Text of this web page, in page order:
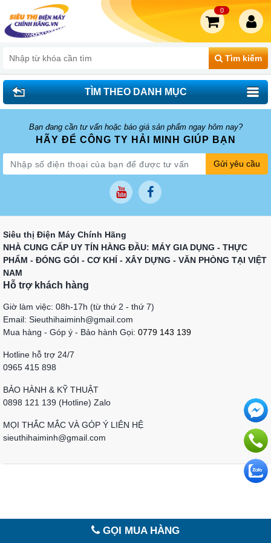
Tìm kiếm
0
TÌM THEO DANH MỤC
Bạn đang cần tư vấn hoặc báo giá sản phẩm ngay hôm nay?
HÃY ĐỂ CÔNG TY HẢI MINH GIÚP BẠN
Gửi yêu cầu
Siêu thị Điện Máy Chính Hãng
NHÀ CUNG CẤP UY TÍN HÀNG ĐẦU: MÁY GIA DỤNG - THỰC
PHẨM - ĐÓNG GÓI - CƠ KHÍ - XÂY DỰNG - VĂN PHÒNG TẠI VIỆT
NAM
Hỗ trợ khách hàng
Giờ làm việc: 08h-17h (từ thứ 2 - thứ 7)
Email: Sieuthihaiminh@gmail.com
Mua hàng - Góp ý - Bảo hành Gọi: 0779 143 139
Hotline hỗ trợ 24/7
0965 415 898
BẢO HÀNH & KỸ THUẬT
0898 121 139 (Hotline) Zalo
MỌI THẮC MẮC VÀ GÓP Ý LIÊN HỆ
sieuthihaiminh@gmail.com
GỌI MUA HÀNG